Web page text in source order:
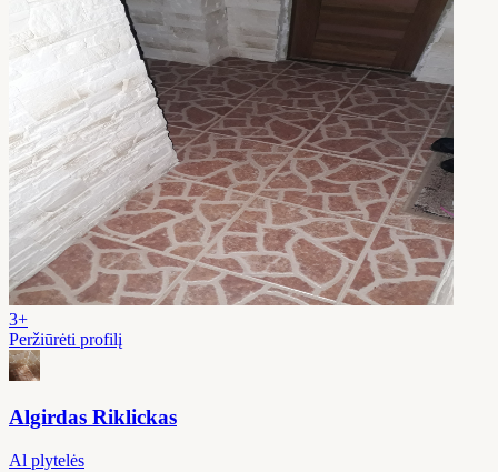
3+
Peržiūrėti profilį
Algirdas Riklickas
Al plytelės